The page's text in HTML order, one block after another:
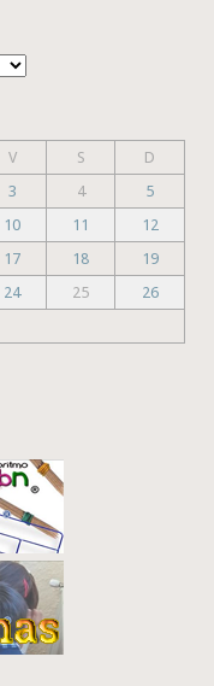
V S
D
3 4
5
10 11
12
17 18
19
24 25
26